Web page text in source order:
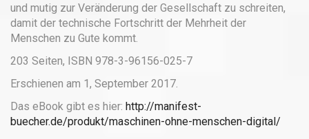
und mutig zur Veränderung der Gesellschaft zu schreiten,
damit der technische Fortschritt der Mehrheit der
Menschen zu Gute kommt.
203 Seiten, ISBN 978-3-96156-025-7
Erschienen am 1, September 2017.
Das eBook gibt es hier: http://manifest-
buecher.de/produkt/maschinen-ohne-menschen-digital/